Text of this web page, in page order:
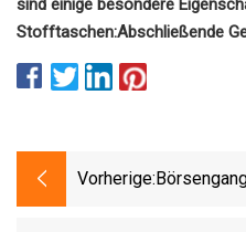
sind einige besondere
Stofftaschen:Abschließende
Vorherige: